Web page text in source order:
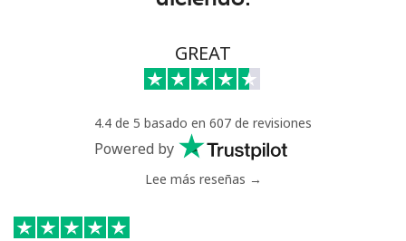
126 min por ⁦$10⁩
44 min por ⁦$10⁩
⁦104.5¢⁩ 9 min por ⁦$10⁩
Celular ⁦103.9¢⁩
GREAT
4.4 de 5 basado en 607 de revisiones
Powered by
Lee más reseñas →